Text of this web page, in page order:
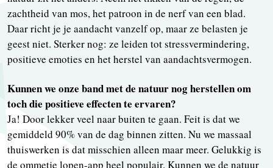
zachtheid van mos, het patroon in de nerf van een blad.
Daar richt je je aandacht vanzelf op, maar ze belasten je
geest niet. Sterker nog: ze leiden tot stressvermindering,
positieve emoties en het herstel van aandachtsvermogen.
Kunnen we onze band met de natuur nog herstellen om
toch die positieve effecten te ervaren?
Ja! Door lekker veel naar buiten te gaan. Feit is dat we
gemiddeld 90% van de dag binnen zitten. Nu we massaal
thuiswerken is dat misschien alleen maar meer. Gelukkig is
de ommetje lopen-app heel populair. Kunnen we de natuur